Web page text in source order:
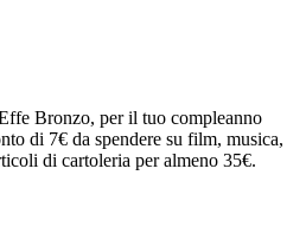
Bronzo, per il tuo compleanno
di 7€ da spendere su film, musica,
di cartoleria per almeno 35€.